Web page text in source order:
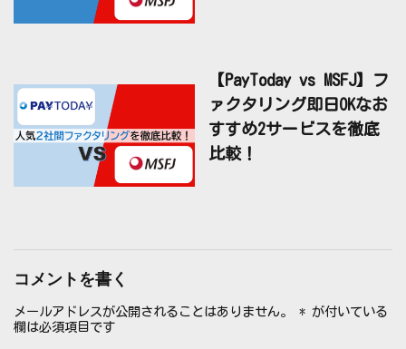
【PayToday vs MSFJ】フ
ァクタリング即日OKなお
すすめ2サービスを徹底
比較！
コメントを書く
メールアドレスが公開されることはありません。 * が付いている
欄は必須項目です